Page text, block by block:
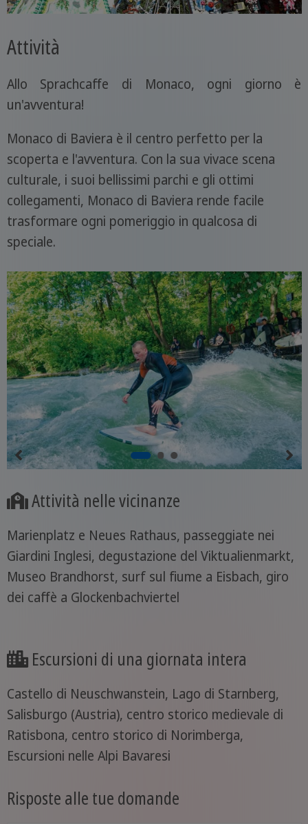
Attività
Allo Sprachcaffe di Monaco, ogni giorno è
un'avventura!
Monaco di Baviera è il centro perfetto per la
scoperta e l'avventura. Con la sua vivace scena
culturale, i suoi bellissimi parchi e gli ottimi
collegamenti, Monaco di Baviera rende facile
trasformare ogni pomeriggio in qualcosa di
speciale.
Attività nelle vicinanze
Marienplatz e Neues Rathaus, passeggiate nei
Giardini Inglesi, degustazione del Viktualienmarkt,
Museo Brandhorst, surf sul fiume a Eisbach, giro
dei caffè a Glockenbachviertel
Escursioni di una giornata intera
Castello di Neuschwanstein, Lago di Starnberg,
Salisburgo (Austria), centro storico medievale di
Ratisbona, centro storico di Norimberga,
Escursioni nelle Alpi Bavaresi
Risposte alle tue domande